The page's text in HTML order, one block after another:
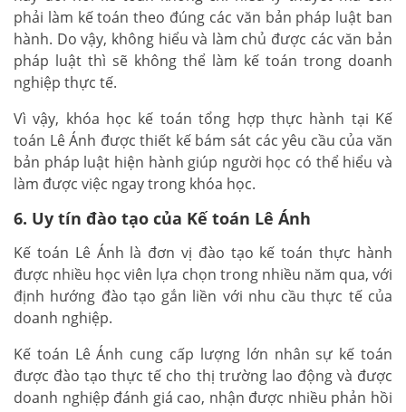
phải làm kế toán theo đúng các văn bản pháp luật ban
hành. Do vậy, không hiểu và làm chủ được các văn bản
pháp luật thì sẽ không thể làm kế toán trong doanh
nghiệp thực tế.
Vì vậy, khóa học kế toán tổng hợp thực hành tại Kế
toán Lê Ánh được thiết kế bám sát các yêu cầu của văn
bản pháp luật hiện hành giúp người học có thể hiểu và
làm được việc ngay trong khóa học.
6. Uy tín đào tạo của Kế toán Lê Ánh
Kế toán Lê Ánh là đơn vị đào tạo kế toán thực hành
được nhiều học viên lựa chọn trong nhiều năm qua, với
định hướng đào tạo gắn liền với nhu cầu thực tế của
doanh nghiệp.
Kế toán Lê Ánh cung cấp lượng lớn nhân sự kế toán
được đào tạo thực tế cho thị trường lao động và được
doanh nghiệp đánh giá cao, nhận được nhiều phản hồi